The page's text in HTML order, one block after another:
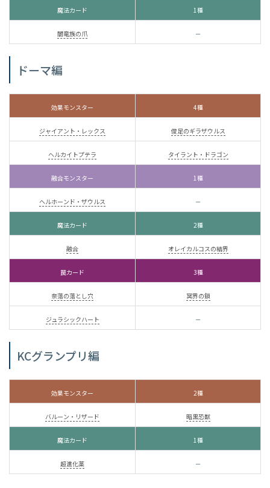
魔法カード 1種
闇竜族の爪 －
ドーマ編
効果モンスター 4種
ジャイアント・レックス 俊足のギラザウルス
ヘルカイトプテラ タイラント・ドラゴン
融合モンスター 1種
ヘルホーンド・ザウルス －
魔法カード 2種
融合 オレイカルコスの結界
罠カード 3種
奈落の落とし穴 冥界の鎖
ジュラシックハート －
KCグランプリ編
効果モンスター 2種
バルーン・リザード 暗黒恐獣
魔法カード 1種
超進化薬 －